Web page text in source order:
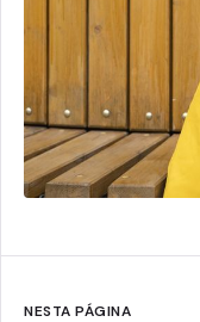
NESTA PÁGINA